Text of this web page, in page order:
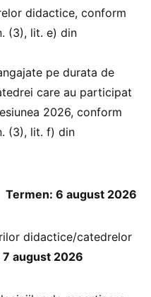
didactice, conform
(3), lit. e) din
pe durata de
care au participat
2026, conform
(3), lit. f) din
Termen: 6 august 2026
didactice/catedrelor
august 2026